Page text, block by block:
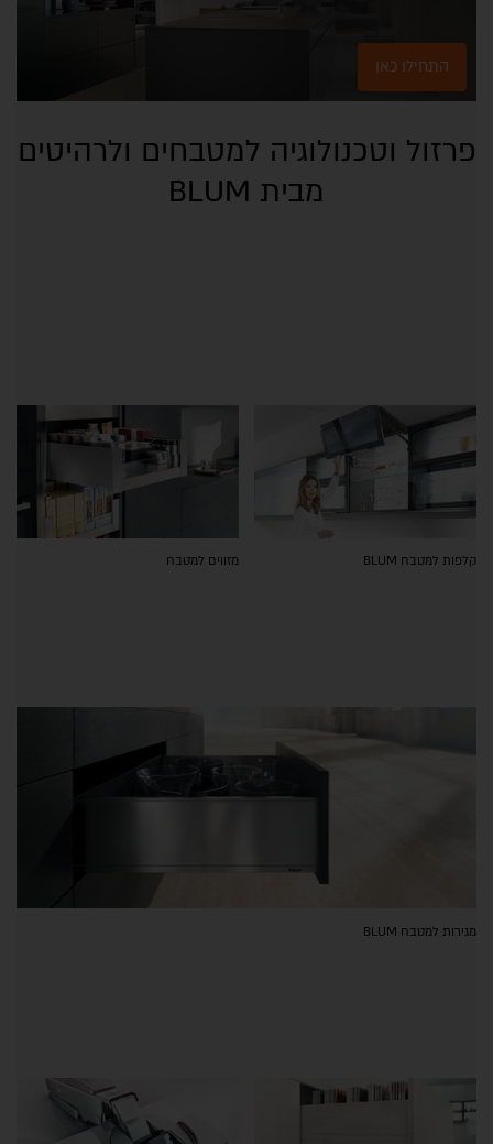
התחילו כאן
פרזול וטכנולוגיה למטבחים ולרהיטים
מבית BLUM
קלפות למטבח BLUM מזווים למטבח
מגירות למטבח BLUM